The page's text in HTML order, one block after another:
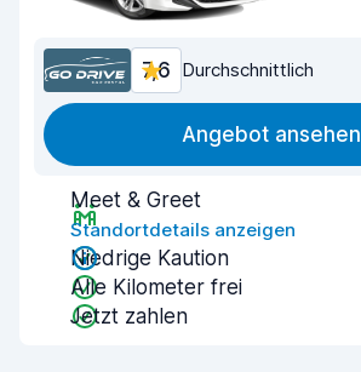
7,6 Durchschnittlich
Angebot ansehen
Meet & Greet
Standortdetails anzeigen
Niedrige Kaution
Alle Kilometer frei
Jetzt zahlen